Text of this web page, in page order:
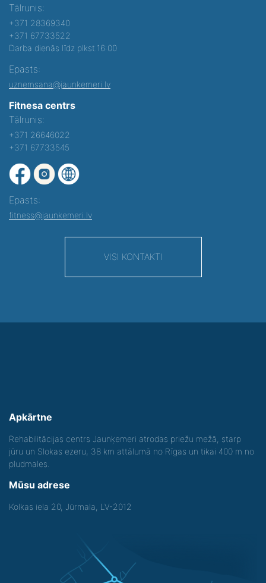
Tālrunis:
+371 28369340
+371 67733522
Darba dienās līdz plkst.16:00
Epasts:
uznemsana@jaunkemeri.lv
Fitnesa centrs
Tālrunis:
+371 26646022
+371 67733545
Epasts:
fitness@jaunkemeri.lv
VISI KONTAKTI
Apkārtne
Rehabilitācijas centrs Jaunķemeri atrodas priežu mežā, starp
jūru un Slokas ezeru, 38 km attālumā no Rīgas un tikai 400 m no
pludmales.
Mūsu adrese
Kolkas iela 20, Jūrmala, LV-2012